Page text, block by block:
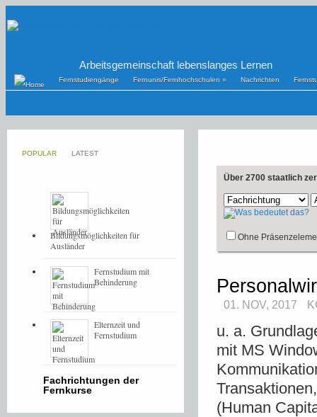
Arbeitsgemeinschaft lebenslanges Lernen
Fernstudiengänge Fernunis/Fernhochschulen » Nachrichten
Über 2700 staatlich
Ohne
01. NOV, 2017
u. a.
mit MS
(Human
POPULAR LATEST
Bildungsmöglichkeiten für
Ausländer
Fernstudium mit
Behinderung
Elternzeit und
Fernstudium
Fachrichtungen der
Fernkurse